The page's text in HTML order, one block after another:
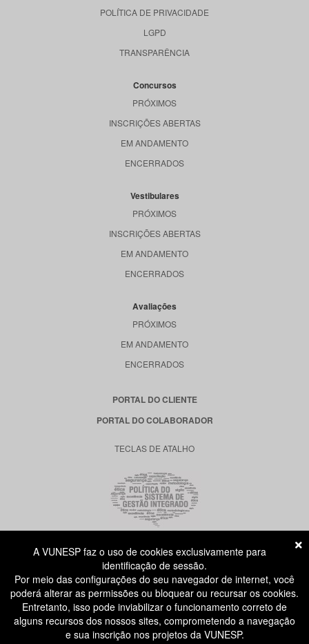
POLÍTICA DE PRIVACIDADE
LGPD
TRANSPARÊNCIA
Concursos
PRÓXIMOS
INSCRIÇÕES ABERTAS
EM ANDAMENTO
ENCERRADOS
Vestibulares
PRÓXIMOS
INSCRIÇÕES ABERTAS
EM ANDAMENTO
ENCERRADOS
Avaliações
PRÓXIMOS
EM ANDAMENTO
ENCERRADOS
PORTAL DO CLIENTE
PORTAL DO COLABORADOR
TECLAS DE ATALHO
RUA DONA GERMAINE BURCHARD, 515
ÁGUA BRANCA - SÃO PAULO SP
CEP: 05002-062
ATENDIMENTO AO CANDIDATO
A VUNESP faz o uso de cookies exclusivamente para
identificação de sessão.
Por meio das configurações do seu navegador de internet, você
poderá alterar as permissões ou bloquear ou recursar os cookies.
Entretanto, isso pode inviabilizar o funcionamento correto de
alguns recursos dos nossos sites, comprometendo a navegação
e sua inscrição nos projetos da VUNESP.